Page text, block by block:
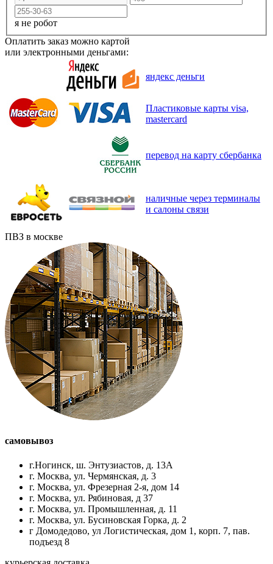
я не робот
Оплатить заказ можно картой
или электронными деньгами:
яндекс деньги
Пластиковые карты visa,
mastercard
перевод на карту сбербанка
наличные через терминалы
и салоны связи
ПВЗ в москве
самовывоз
г.Ногинск, ш. Энтузиастов, д. 13А
г. Москва, ул. Чермянская, д. 3
г. Москва, ул. Фрезерная 2-я, дом 14
г. Москва, ул. Рябиновая, д 37
г. Москва, ул. Промышленная, д. 11
г. Москва, ул. Бусиновская Горка, д. 2
г Домодедово, ул Логистическая, дом 1, корп. 7, пав.
подъезд 8